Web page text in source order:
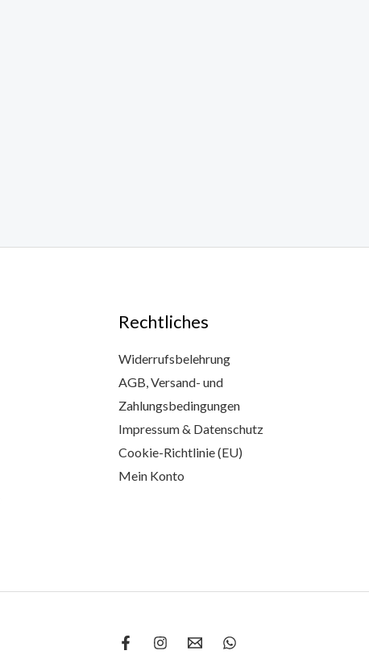
Rechtliches
Widerrufsbelehrung
AGB, Versand- und
Zahlungsbedingungen
Impressum & Datenschutz
Cookie-Richtlinie (EU)
Mein Konto